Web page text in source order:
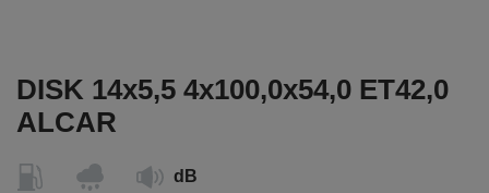
DISK 14x5,5 4x100,0x54,0 ET42,0
ALCAR
dB